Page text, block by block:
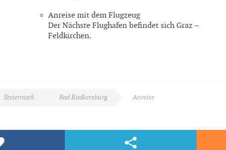
Anreise mit dem Flugzeug
Der Nächste Flughafen befindet sich Graz –
Feldkirchen.
Steiermark Bad Radkersburg Anreise